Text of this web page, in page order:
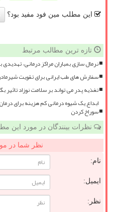
این مطلب مین فود مفید بود؟
تازه ترین مطالب مرتبط
نرمال سازی بمباران مراکز درمانی،
سفارش های طب ایرانی برای تقویت
تغذیه پدر می تواند بر سلامت نوزاد تاثیر
ابداع یک شیوه درمانی کم هزینه برای
سوراخ کردن
نظرات بینندگان در مورد این
نظر شما در
نام:
ایمیل:
نظر: